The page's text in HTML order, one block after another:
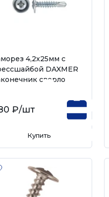
4,2х25мм с
DAXMER
сверло
₽/шт
Купить